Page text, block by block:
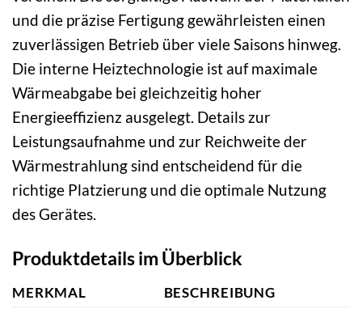
und die präzise Fertigung gewährleisten einen
zuverlässigen Betrieb über viele Saisons hinweg.
Die interne Heiztechnologie ist auf maximale
Wärmeabgabe bei gleichzeitig hoher
Energieeffizienz ausgelegt. Details zur
Leistungsaufnahme und zur Reichweite der
Wärmestrahlung sind entscheidend für die
richtige Platzierung und die optimale Nutzung
des Gerätes.
Produktdetails im Überblick
MERKMAL BESCHREIBUNG